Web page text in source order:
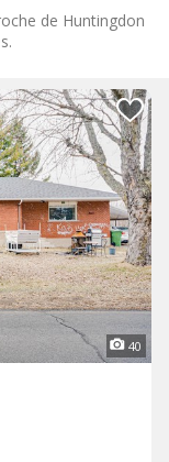
de Huntingdon
40